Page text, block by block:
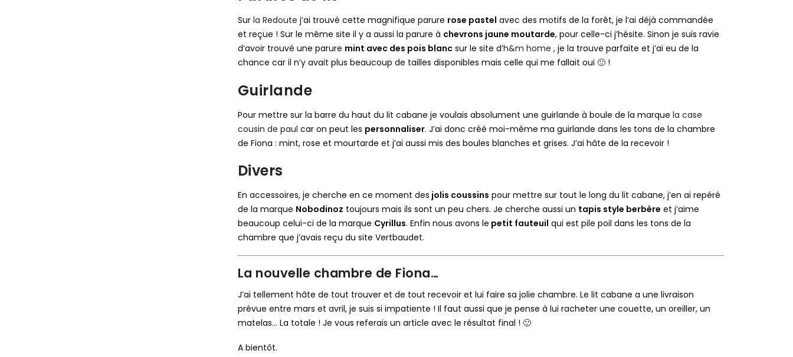
Surla Redoute j’ai trouvé cette magnifique parure rose pastel avec des motifs de la forêt, je l’ai déjà commandée
et reçue ! Sur le même site il y a aussi la parure à chevrons jaune moutarde, pour celle-ci j’hésite. Sinon je suis ravie
d’avoir trouvé une parure mint avec des pois blancsur le site d’h&m home , je la trouve parfaite et j’ai eu de la
chance car il n’y avait plus beaucoup de tailles disponibles mais celle qui me fallait oui 🙂 !
Guirlande
Pour mettre sur la barre du haut du lit cabane je voulais absolument une guirlande à boule de la marque la case
cousin de paul car on peut les personnaliser. J’ai donc créé moi-même ma guirlande dans les tons de la chambre
de Fiona : mint, rose et mourtarde et j’ai aussi mis des boules blanches et grises. J’ai hâte de la recevoir !
Divers
En accessoires, je cherche en ce moment des jolis coussins pour mettre sur tout le long du lit cabane, j’en ai repéré
de la marque Nobodinoz toujours mais ils sont un peu chers. Je cherche aussi un tapis style berbère et j’aime
beaucoup celui-ci de la marque Cyrillus. Enfin nous avons le petit fauteuil qui est pile poil dans les tons de la
chambre que j’avais reçu du site Vertbaudet.
La nouvelle chambre de Fiona…
J’ai tellement hâte de tout trouver et de tout recevoir et lui faire sa jolie chambre. Le lit cabane a une livraison
prévue entre mars et avril, je suis si impatiente ! Il faut aussi que je pense à lui racheter une couette, un oreiller, un
matelas… La totale ! Je vous referais un article avec le résultat final ! 🙂
A bientôt.